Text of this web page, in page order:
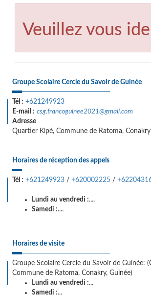
Veuillez vous
Groupe Scolaire Cercle du Savoir de Guinée
Tél : +621249923
E-mail : csg.francoguinee2021@gmail.com
Adresse
Quartier Kipé, Commune de Ratoma, Conakry
Horaires de réception des appels
Tél : +621249923 / +620002225 /
Lundi au vendredi :....
Samedi :....
Horaires de visite
Groupe Scolaire Cercle du Savoir de Guinée:
Commune de Ratoma, Conakry, Guinée)
Lundi au vendredi :...
Samedi :...